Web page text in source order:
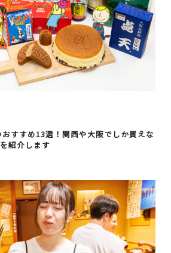
おすすめ13選！関西や大阪でしか買えな
紹介します